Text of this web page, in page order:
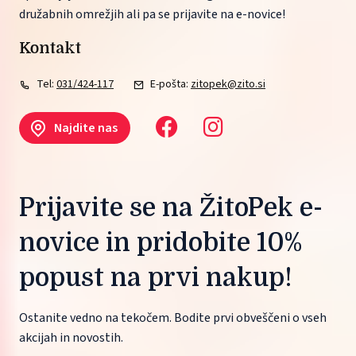
družabnih omrežjih ali pa se prijavite na e-novice!
Kontakt
Tel: 031/424-117 E-pošta: zitopek@zito.si
Najdite nas
Prijavite se na ŽitoPek e-
novice in pridobite 10%
popust na prvi nakup!
Ostanite vedno na tekočem. Bodite prvi obveščeni o vseh
akcijah in novostih.